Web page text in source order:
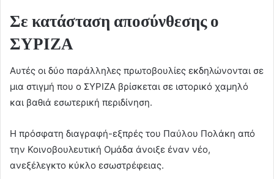
Σε κατάσταση αποσύνθεσης ο
ΣΥΡΙΖΑ
Αυτές οι δύο παράλληλες πρωτοβουλίες εκδηλώνονται σε
μια στιγμή που ο ΣΥΡΙΖΑ βρίσκεται σε ιστορικό χαμηλό
και βαθιά εσωτερική περιδίνηση.
Η πρόσφατη διαγραφή-εξπρές του Παύλου Πολάκη από
την Κοινοβουλευτική Ομάδα άνοιξε έναν νέο,
ανεξέλεγκτο κύκλο εσωστρέφειας.